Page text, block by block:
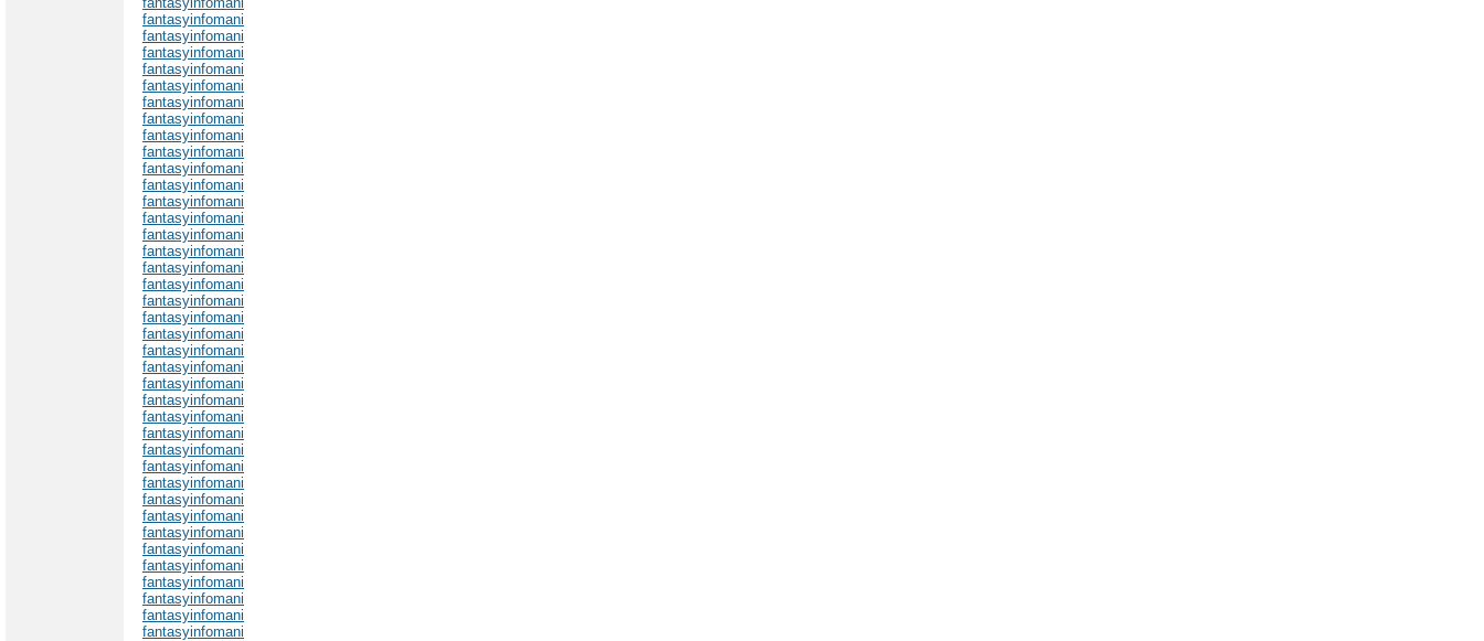
fantasyinfomani
fantasyinfomani
fantasyinfomani
fantasyinfomani
fantasyinfomani
fantasyinfomani
fantasyinfomani
fantasyinfomani
fantasyinfomani
fantasyinfomani
fantasyinfomani
fantasyinfomani
fantasyinfomani
fantasyinfomani
fantasyinfomani
fantasyinfomani
fantasyinfomani
fantasyinfomani
fantasyinfomani
fantasyinfomani
fantasyinfomani
fantasyinfomani
fantasyinfomani
fantasyinfomani
fantasyinfomani
fantasyinfomani
fantasyinfomani
fantasyinfomani
fantasyinfomani
fantasyinfomani
fantasyinfomani
fantasyinfomani
fantasyinfomani
fantasyinfomani
fantasyinfomani
fantasyinfomani
fantasyinfomani
fantasyinfomani